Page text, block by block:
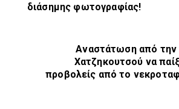
διάσημης φωτογραφίας!
Αναστάτωση από
Χατζηκουτσού να
προβολείς από το